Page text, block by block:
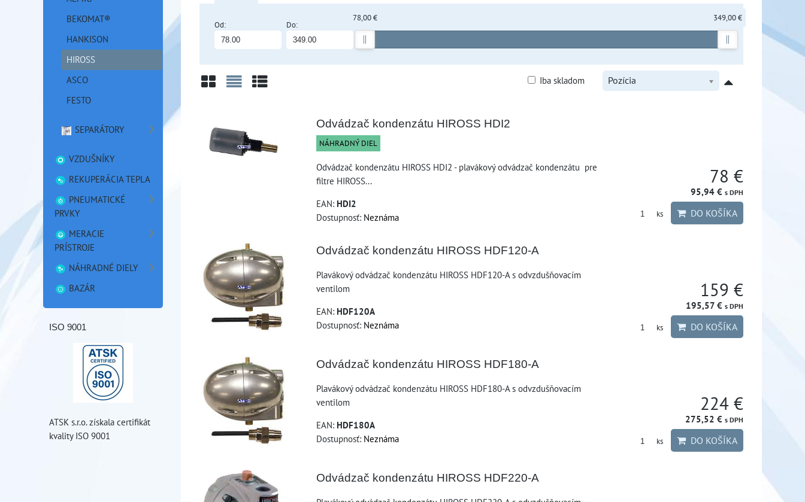
Od: Do:
78,00 € 349,00 €
Pozícia
Iba skladom
Odvádzač kondenzátu HIROSS HDI2
NÁHRADNÝ DIEL
Odvádzač kondenzátu HIROSS HDI2 - plavákový odvádzač kondenzátu pre
filtre HIROSS...
EAN: HDI2
Dostupnosť: Neznáma
78 €
95,94 € s DPH
ks DO KOŠÍKA
Odvádzač kondenzátu HIROSS HDF120-A
Plavákový odvádzač kondenzátu HIROSS HDF120-A s odvzdušňovacím
ventilom
EAN: HDF120A
Dostupnosť: Neznáma
159 €
195,57 € s DPH
ks DO KOŠÍKA
Odvádzač kondenzátu HIROSS HDF180-A
Plavákový odvádzač kondenzátu HIROSS HDF180-A s odvzdušňovacím
ventilom
EAN: HDF180A
Dostupnosť: Neznáma
224 €
275,52 € s DPH
ks DO KOŠÍKA
Odvádzač kondenzátu HIROSS HDF220-A
BEKOMAT®
HANKISON
HIROSS
ASCO
FESTO
SEPARÁTORY
VZDUŠNÍKY
REKUPERÁCIA TEPLA
PNEUMATICKÉ
PRVKY
MERACIE
PRÍSTROJE
NÁHRADNÉ DIELY
BAZÁR
ISO 9001
ATSK s.r.o. získala certifikát
kvality ISO 9001